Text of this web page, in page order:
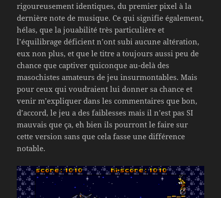
rigoureusement identiques, du premier pixel à la
dernière note de musique. Ce qui signifie également,
hélas, que la jouabilité très particulière et
l’équilibrage déficient n’ont subi aucune altération,
eux non plus, et que le titre a toujours aussi peu de
chance que captiver quiconque au-delà des
masochistes amateurs de jeu insurmontables. Mais
pour ceux qui voudraient lui donner sa chance et
venir m’expliquer dans les commentaires que bon,
d’accord, le jeu a des faiblesses mais il n’est pas SI
mauvais que ça, eh bien ils pourront le faire sur
cette version sans que cela fasse une différence
notable.